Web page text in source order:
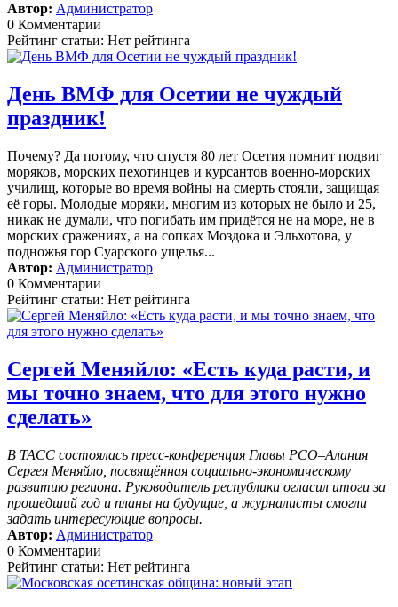
Автор: Администратор
0 Комментарии
Рейтинг статьи: Нет рейтинга
День ВМФ для Осетии не чуждый
праздник!
Почему? Да потому, что спустя 80 лет Осетия помнит подвиг
моряков, морских пехотинцев и курсантов военно-морских
училищ, которые во время войны на смерть стояли, защищая
её горы. Молодые моряки, многим из которых не было и 25,
никак не думали, что погибать им придётся не на море, не в
морских сражениях, а на сопках Моздока и Эльхотова, у
подножья гор Суарского ущелья...
Автор: Администратор
0 Комментарии
Рейтинг статьи: Нет рейтинга
Сергей Меняйло: «Есть куда расти, и
мы точно знаем, что для этого нужно
сделать»
В ТАСС состоялась пресс-конференция Главы РСО–Алания
Сергея Меняйло, посвящённая социально-экономическому
развитию региона. Руководитель республики огласил итоги за
прошедший год и планы на будущие, а журналисты смогли
задать интересующие вопросы.
Автор: Администратор
0 Комментарии
Рейтинг статьи: Нет рейтинга